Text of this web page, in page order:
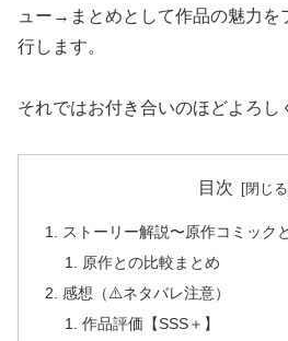
ュー→まとめとして作品の魅力を
行します。
それではお付き合いのほどよろし
目次
ストーリー解説〜原作コミック
原作との比較まとめ
感想（⚠️ネタバレ注意）
作品評価【SSS＋】